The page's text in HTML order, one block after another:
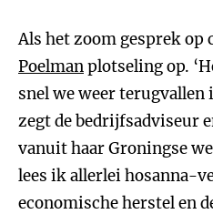
Als het zoom gesprek
Poelmanplotseling op.
snel we weer terugvallen
zegt de bedrijfsadviseur
vanuit haar Groningse
lees ik allerlei hosanna-
economische herstel en